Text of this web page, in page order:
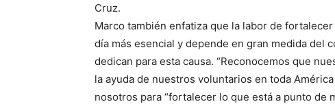
Cruz.
Marco también enfatiza que la labor de
día más esencial y depende en gran medida del
dedican para esta causa. “Reconocemos que
la ayuda de nuestros voluntarios en toda
nosotros para “fortalecer lo que está a punto de